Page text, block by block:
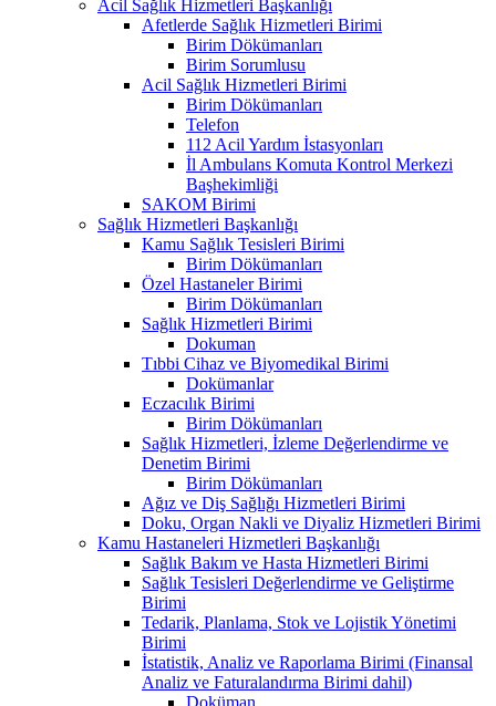
Acil Sağlık Hizmetleri Başkanlığı
Afetlerde Sağlık Hizmetleri Birimi
Birim Dökümanları
Birim Sorumlusu
Acil Sağlık Hizmetleri Birimi
Birim Dökümanları
Telefon
112 Acil Yardım İstasyonları
İl Ambulans Komuta Kontrol Merkezi
Başhekimliği
SAKOM Birimi
Sağlık Hizmetleri Başkanlığı
Kamu Sağlık Tesisleri Birimi
Birim Dökümanları
Özel Hastaneler Birimi
Birim Dökümanları
Sağlık Hizmetleri Birimi
Dokuman
Tıbbi Cihaz ve Biyomedikal Birimi
Dokümanlar
Eczacılık Birimi
Birim Dökümanları
Sağlık Hizmetleri, İzleme Değerlendirme ve
Denetim Birimi
Birim Dökümanları
Ağız ve Diş Sağlığı Hizmetleri Birimi
Doku, Organ Nakli ve Diyaliz Hizmetleri Birimi
Kamu Hastaneleri Hizmetleri Başkanlığı
Sağlık Bakım ve Hasta Hizmetleri Birimi
Sağlık Tesisleri Değerlendirme ve Geliştirme
Birimi
Tedarik, Planlama, Stok ve Lojistik Yönetimi
Birimi
İstatistik, Analiz ve Raporlama Birimi (Finansal
Analiz ve Faturalandırma Birimi dahil)
Doküman